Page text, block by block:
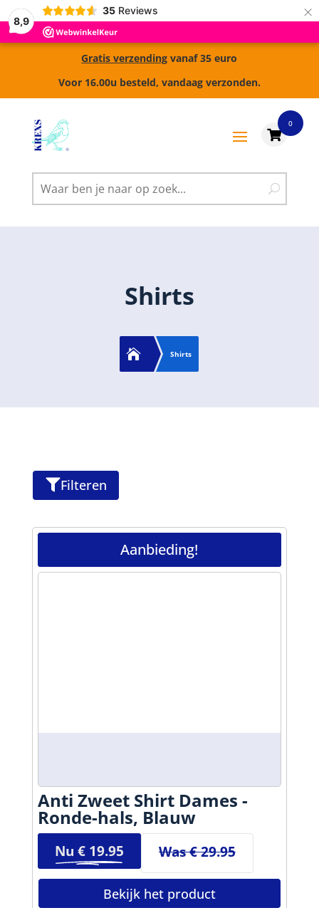
8,9
35 Reviews ×
Gratis verzending vanaf 35 euro
Voor 16.00u besteld, vandaag verzonden.

0
Shirts
 Shirts
Filteren
Aanbieding!
Anti Zweet Shirt Dames -
Ronde-hals, Blauw
Nu €19.95 Was € 29.95
Bekijk het product